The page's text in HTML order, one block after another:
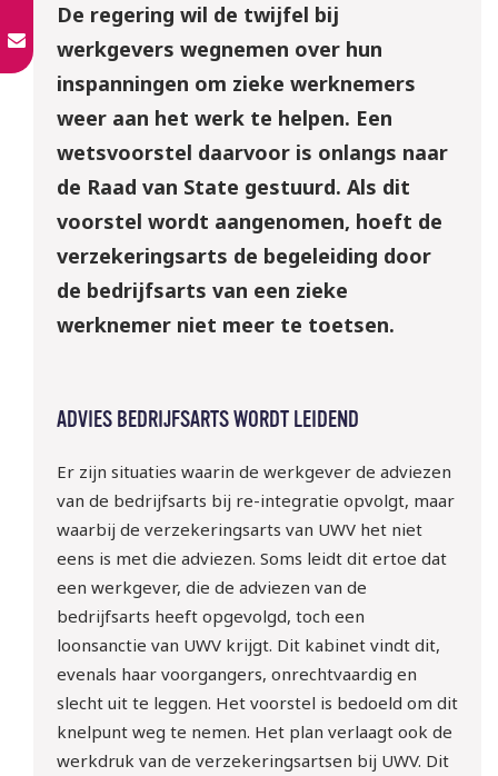
De regering wil de twijfel bij
werkgevers wegnemen over hun
inspanningen om zieke werknemers
weer aan het werk te helpen. Een
wetsvoorstel daarvoor is onlangs naar
de Raad van State gestuurd. Als dit
voorstel wordt aangenomen, hoeft de
verzekeringsarts de begeleiding door
de bedrijfsarts van een zieke
werknemer niet meer te toetsen.
ADVIES BEDRIJFSARTS WORDT LEIDEND
Er zijn situaties waarin de werkgever de adviezen
van de bedrijfsarts bij re-integratie opvolgt, maar
waarbij de verzekeringsarts van UWV het niet
eens is met die adviezen. Soms leidt dit ertoe dat
een werkgever, die de adviezen van de
bedrijfsarts heeft opgevolgd, toch een
loonsanctie van UWV krijgt. Dit kabinet vindt dit,
evenals haar voorgangers, onrechtvaardig en
slecht uit te leggen. Het voorstel is bedoeld om dit
knelpunt weg te nemen. Het plan verlaagt ook de
werkdruk van de verzekeringsartsen bij UWV. Dit